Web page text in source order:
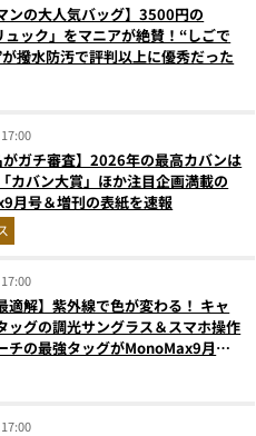
ンの大人気バッグ】3500円の
ュック」をマニアが絶賛！“しごで
撥水防汚で評判以上に優秀だった
がガチ審査】2026年の最高カバンは
カバン大賞」ほか注目企画満載の
月号＆増刊の表紙を速報
適解】紫外線で色が変わる！ キャ
ッグの調光サングラス＆スマホ操作
チの最強タッグがMonoMax9月号
場